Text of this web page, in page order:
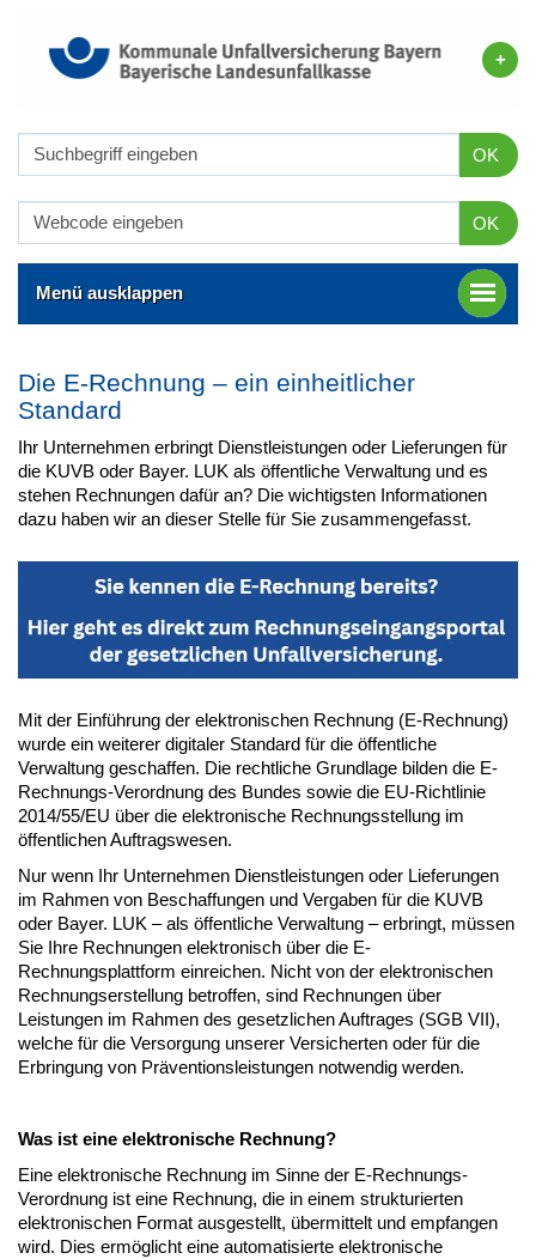
OK
OK
Menü ausklappen
Die E-Rechnung – ein einheitlicher
Standard
Ihr Unternehmen erbringt Dienstleistungen oder Lieferungen für
die KUVB oder Bayer. LUK als öffentliche Verwaltung und es
stehen Rechnungen dafür an? Die wichtigsten Informationen
dazu haben wir an dieser Stelle für Sie zusammengefasst.
Mit der Einführung der elektronischen Rechnung (E-Rechnung)
wurde ein weiterer digitaler Standard für die öffentliche
Verwaltung geschaffen. Die rechtliche Grundlage bilden die E-
Rechnungs-Verordnung des Bundes sowie die EU-Richtlinie
2014/55/EU über die elektronische Rechnungsstellung im
öffentlichen Auftragswesen.
Nur wenn Ihr Unternehmen Dienstleistungen oder Lieferungen
im Rahmen von Beschaffungen und Vergaben für die KUVB
oder Bayer. LUK – als öffentliche Verwaltung – erbringt, müssen
Sie Ihre Rechnungen elektronisch über die E-
Rechnungsplattform einreichen. Nicht von der elektronischen
Rechnungserstellung betroffen, sind Rechnungen über
Leistungen im Rahmen des gesetzlichen Auftrages (SGB VII),
welche für die Versorgung unserer Versicherten oder für die
Erbringung von Präventionsleistungen notwendig werden.
Was ist eine elektronische Rechnung?
Eine elektronische Rechnung im Sinne der E-Rechnungs-
Verordnung ist eine Rechnung, die in einem strukturierten
elektronischen Format ausgestellt, übermittelt und empfangen
wird. Dies ermöglicht eine automatisierte elektronische